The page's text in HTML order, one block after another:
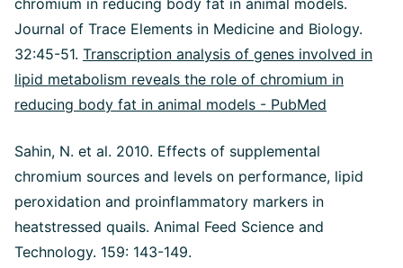
Journal of Trace Elements in Medicine and Biology.
32:45-51. Transcription analysis of genes involved in
lipid metabolism reveals the role of chromium in
reducing body fat in animal models - PubMed
Sahin, N. et al. 2010. Effects of supplemental
chromium sources and levels on performance, lipid
peroxidation and proinflammatory markers in
heatstressed quails. Animal Feed Science and
Technology. 159: 143-149.